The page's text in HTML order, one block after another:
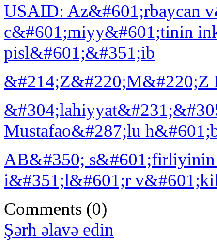
USAID: Az&#601;rbaycan
c&#601;miyy&#601;tinin
pisl&#601;&#351;ib
Mustafao&#287;lu
AB&#350;
i&#351;l&#601;r
Comments (0)
Şərh əlavə edin